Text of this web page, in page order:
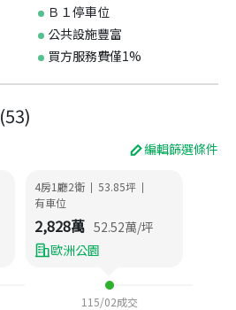
Ｂ１停車位
公共設施豐富
買方服務費僅1%
(53)
編輯篩選條件
4房1廳2衛 | 53.85坪 |
有車位
2,828萬 52.52萬/坪
歐洲公園
115/02成交